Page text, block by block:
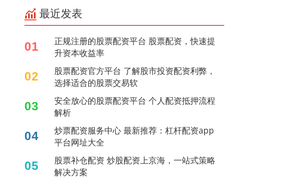
最近发表
01
正规注册的股票配资平台 股票配资，快速提
升资本收益率
02
股票配资官方平台 了解股市投资配资利弊，
选择适合的股票交易软
03
安全放心的股票配资平台 个人配资抵押流程
解析
04
炒票配资服务中心 最新推荐：杠杆配资app
平台网址大全
05
股票补仓配资 炒股配资上京海，一站式策略
解决方案